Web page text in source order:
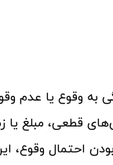
به وقوع یا عدم
قطعی، مبلغ
احتمال وقوع،